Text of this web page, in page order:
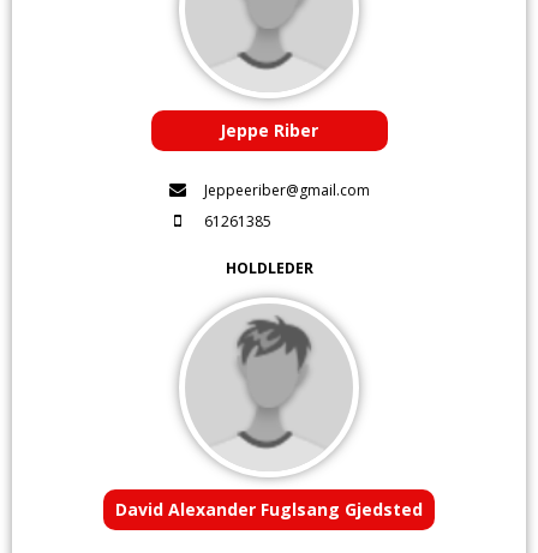
Jeppe Riber
Jeppeeriber@gmail.com
61261385
HOLDLEDER
David Alexander Fuglsang Gjedsted